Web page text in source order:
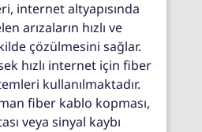
internet altyapısında
arızaların hızlı ve
çözülmesini sağlar.
hızlı internet için fiber
kullanılmaktadır.
fiber kablo kopması,
veya sinyal kaybı